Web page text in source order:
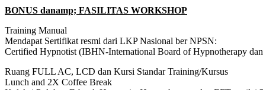
BONUS danamp; FASILITAS WORKSHOP
Training Manual
Mendapat Sertifikat resmi dari LKP Nasional ber NPSN:
Certified Hypnotist (IBHN-International Board of Hypnotherapy
Ruang FULL AC, LCD dan Kursi Standar Training/Kursus
Lunch and 2X Coffee Break